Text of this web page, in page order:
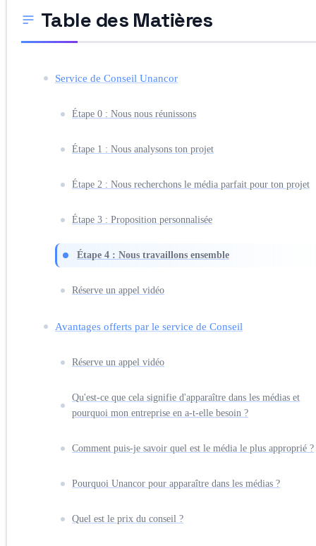
Table des Matières
Service de Conseil Unancor
Étape 0 : Nous nous réunissons
Étape 1 : Nous analysons ton projet
Étape 2 : Nous recherchons le média parfait pour ton projet
Étape 3 : Proposition personnalisée
Étape 4 : Nous travaillons ensemble
Réserve un appel vidéo
Avantages offerts par le service de Conseil
Réserve un appel vidéo
Qu'est-ce que cela signifie d'apparaître dans les médias et
pourquoi mon entreprise en a-t-elle besoin ?
Comment puis-je savoir quel est le média le plus approprié ?
Pourquoi Unancor pour apparaître dans les médias ?
Quel est le prix du conseil ?